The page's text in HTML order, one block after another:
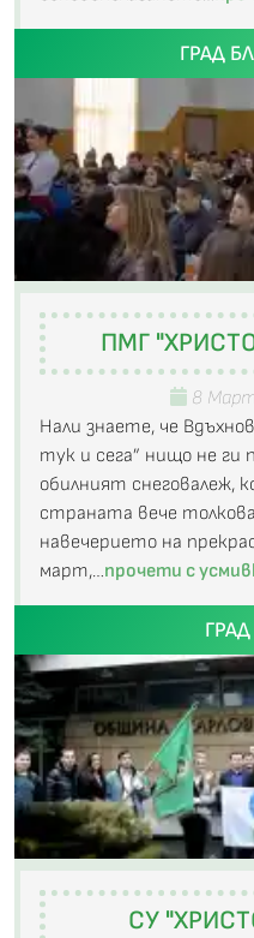
ГРАД
ПМГ
8
Нали знаете, че
тук и сега” нищо не ги
обилният снеговалеж,
страната вече
навечерието на
март,…прочети с
СУ